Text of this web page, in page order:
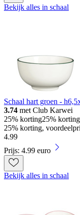
Bekijk alles in schaal
Schaal hart groen -
3.74 met Club Karwei
25% korting25% korting
25% korting,
4.99
Prijs: 4.99 euro
Bekijk alles in schaal